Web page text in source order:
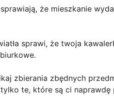
że mieszkanie
sprawi, że twoja
zbierania zbędnych
te, które są ci naprawdę